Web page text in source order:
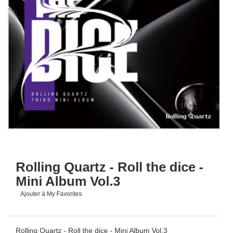
Rolling Quartz - Roll the dice -
Mini Album Vol.3
Ajouter à My Favorites
Rolling Quartz - Roll the dice - Mini Album Vol.3